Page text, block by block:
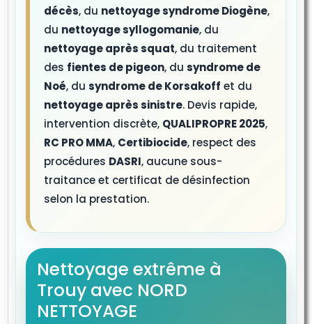
décès, du nettoyage syndrome Diogène,
du nettoyage syllogomanie, du
nettoyage après squat, du traitement
des fientes de pigeon, dusyndrome de
Noé, dusyndrome de Korsakoff et du
nettoyage après sinistre. Devis rapide,
intervention discrète, QUALIPROPRE 2025,
RC PRO MMA, Certibiocide, respect des
procédures DASRI, aucune sous-
traitance et certificat de désinfection
selon la prestation.
Nettoyage extrême à
Trouy avec NORD
NETTOYAGE